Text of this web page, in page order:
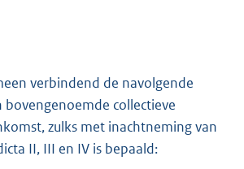
verbindend de navolgende
bovengenoemde collectieve
zulks met inachtneming van
II, III en IV is bepaald: